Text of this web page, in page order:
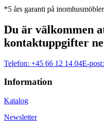
*5 års garanti på
Du är välkommen
kontaktuppgifter
Telefon: +45 66 12 14 04E-post:
Information
Katalog
Newsletter